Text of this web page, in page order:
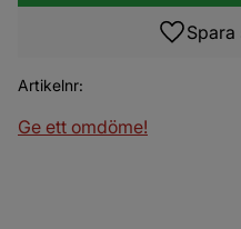
Artikelnr
Ge ett omdöme!